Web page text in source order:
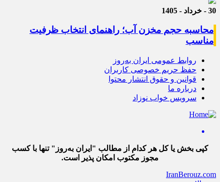
30 - خرداد - 1405
محاسبه حجم مخزن آب؛ راهنمای انتخاب ظرفیت
مناسب
روابط عمومی ایران به‌روز
حفظ حریم خصوصی کاربران
قوانین و حقوق انتشار محتوا
درباره ما
سرویس خواب نوزاد
کپی بخش یا کل هر کدام از مطالب "ایران به‌روز" تنها با کسب
مجوز مکتوب امکان پذیر است.
IranBerouz.com